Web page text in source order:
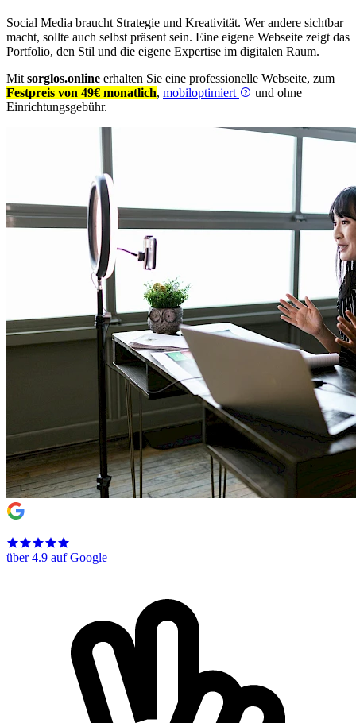
Social Media braucht Strategie und Kreativität. Wer andere sichtbar
macht, sollte auch selbst präsent sein. Eine eigene Webseite zeigt das
Portfolio, den Stil und die eigene Expertise im digitalen Raum.
Mit sorglos.online erhalten Sie eine professionelle Webseite, zum
Festpreis von 49€ monatlich, mobiloptimiert
und ohne
Einrichtungsgebühr.
über 4.9 auf Google